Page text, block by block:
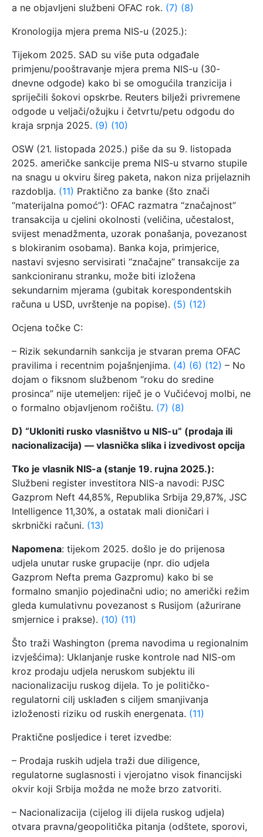
a ne objavljeni službeni OFAC rok. (7) (8)
Kronologija mjera prema NIS-u (2025.):
Tijekom 2025. SAD su više puta odgađale
primjenu/pooštravanje mjera prema NIS-u (30-
dnevne odgode) kako bi se omogućila tranzicija i
spriječili šokovi opskrbe. Reuters bilježi privremene
odgode u veljači/ožujku i četvrtu/petu odgodu do
kraja srpnja 2025. (9) (10)
OSW (21. listopada 2025.) piše da su 9. listopada
2025. američke sankcije prema NIS-u stvarno stupile
na snagu u okviru šireg paketa, nakon niza prijelaznih
razdoblja. (11) Praktično za banke (što znači
“materijalna pomoć”): OFAC razmatra “značajnost”
transakcija u cjelini okolnosti (veličina, učestalost,
svijest menadžmenta, uzorak ponašanja, povezanost
s blokiranim osobama). Banka koja, primjerice,
nastavi svjesno servisirati “značajne” transakcije za
sankcioniranu stranku, može biti izložena
sekundarnim mjerama (gubitak korespondentskih
računa u USD, uvrštenje na popise). (5) (12)
Ocjena točke C:
– Rizik sekundarnih sankcija je stvaran prema OFAC
pravilima i recentnim pojašnjenjima. (4) (6) (12) – No
dojam o fiksnom službenom “roku do sredine
prosinca” nije utemeljen: riječ je o Vučićevoj molbi, ne
o formalno objavljenom ročištu. (7) (8)
D) “Ukloniti rusko vlasništvo u NIS-u” (prodaja ili
nacionalizacija) — vlasnička slika i izvedivost opcija
Tko je vlasnik NIS-a (stanje 19. rujna 2025.):
Službeni register investitora NIS-a navodi: PJSC
Gazprom Neft 44,85%, Republika Srbija 29,87%, JSC
Intelligence 11,30%, a ostatak mali dioničari i
skrbnički računi. (13)
Napomena: tijekom 2025. došlo je do prijenosa
udjela unutar ruske grupacije (npr. dio udjela
Gazprom Nefta prema Gazpromu) kako bi se
formalno smanjio pojedinačni udio; no američki režim
gleda kumulativnu povezanost s Rusijom (ažurirane
smjernice i prakse). (10) (11)
Što traži Washington (prema navodima u regionalnim
izvješćima): Uklanjanje ruske kontrole nad NIS-om
kroz prodaju udjela neruskom subjektu ili
nacionalizaciju ruskog dijela. To je političko-
regulatorni cilj usklađen s ciljem smanjivanja
izloženosti riziku od ruskih energenata. (11)
Praktične posljedice i teret izvedbe:
– Prodaja ruskih udjela traži due diligence,
regulatorne suglasnosti i vjerojatno visok financijski
okvir koji Srbija možda ne može brzo zatvoriti.
– Nacionalizacija (cijelog ili dijela ruskog udjela)
otvara pravna/geopolitička pitanja (odštete, sporovi,